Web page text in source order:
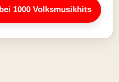
1000 Volksmusikhits